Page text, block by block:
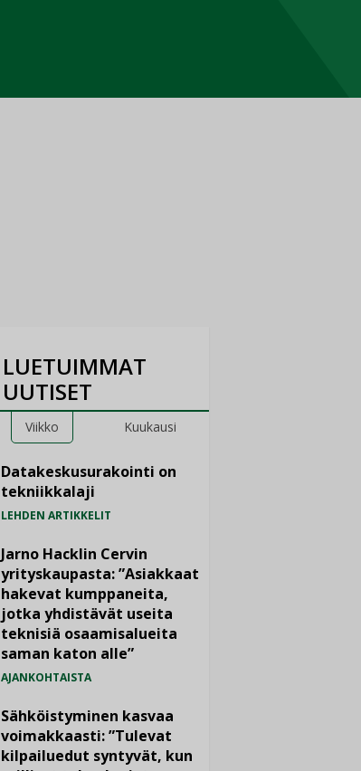
LUETUIMMAT
UUTISET
Viikko Kuukausi
Datakeskusurakointi on
tekniikkalaji
LEHDEN ARTIKKELIT
Jarno Hacklin Cervin
yrityskaupasta: ”Asiakkaat
hakevat kumppaneita,
jotka yhdistävät useita
teknisiä osaamisalueita
saman katon alle”
AJANKOHTAISTA
Sähköistyminen kasvaa
voimakkaasti: ”Tulevat
kilpailuedut syntyvät, kun